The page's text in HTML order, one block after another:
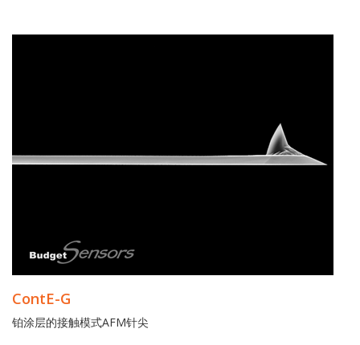
ContE-G
铂涂层的接触模式AFM针尖